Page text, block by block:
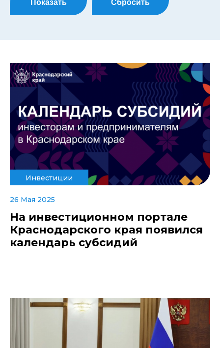
Показать Сбросить
Инвестиции
26 Мая 2025
На инвестиционном портале
Краснодарского края появился
календарь субсидий